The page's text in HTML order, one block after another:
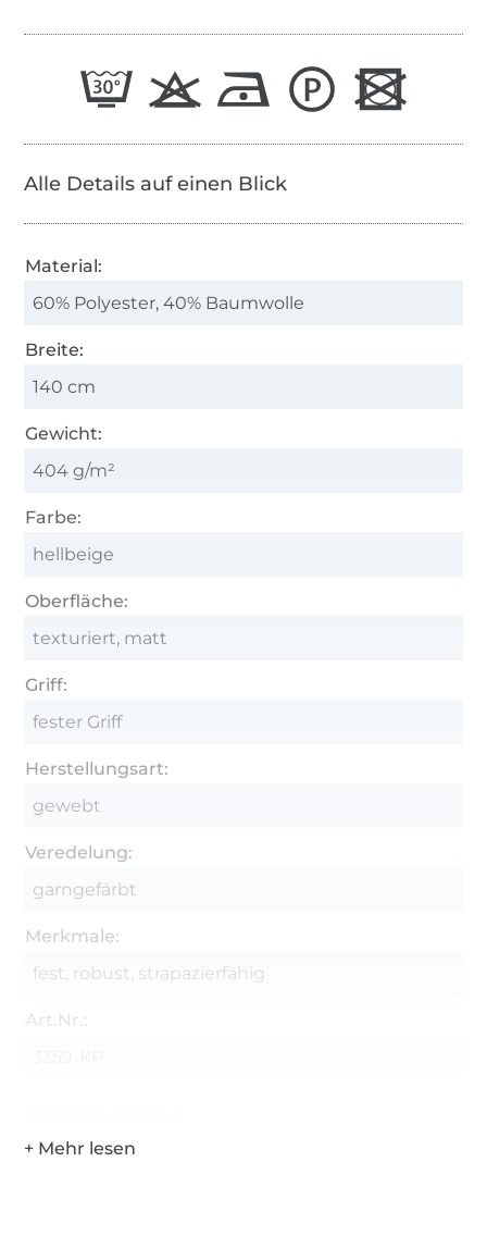
Alle Details auf einen Blick
Material:
60% Polyester, 40% Baumwolle
Breite:
140 cm
Gewicht:
404 g/m²
Farbe:
hellbeige
Oberfläche:
texturiert, matt
Griff:
fester Griff
Herstellungsart:
gewebt
Veredelung:
garngefärbt
Merkmale:
fest, robust, strapazierfähig
Art.Nr.: